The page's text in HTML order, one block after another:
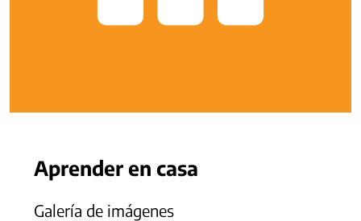
Aprender en casa
Galería de imágenes